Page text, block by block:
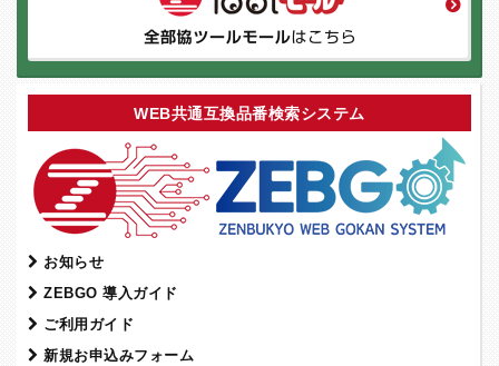
WEB共通互換品番検索システム
お知らせ
ZEBGO 導入ガイド
ご利用ガイド
新規お申込みフォーム